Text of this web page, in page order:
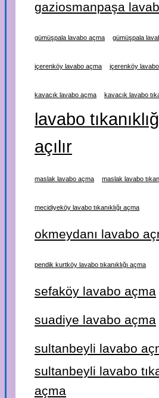
gaziosmanpaşa
gümüşpala lavabo açma gümüşpala
içerenköy lavabo açma içerenköy lavabo
kavacık lavabo açma kavacık lavabo
lavabo
açılır
maslak lavabo açma maslak lavabo
mecidiyeköy lavabo tıkanıklığı açma
okmeydanı lavabo
pendik kurtköy lavabo tıkanıklığı açma
sefaköy lavabo açma
suadiye lavabo açma
sultanbeyli lavabo
sultanbeyli lavabo
açma